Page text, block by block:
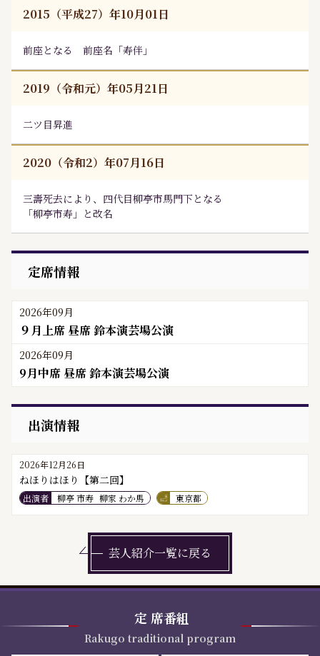
2015（平成27）年10月01日
前座となる 前座名「寿伴」
2019（令和元）年05月21日
二ツ目昇進
2020（令和2）年07月16日
三壽死去により、四代目柳亭市馬門下となる
「柳亭市寿」と改名
定席情報
2026年09月
９月上席 昼席 鈴本演芸場公演
2026年09月
9月中席 昼席 鈴本演芸場公演
出演情報
2026年12月26日
ねほりはほり【第二回】
出演者 柳亭 市寿 柳家 わか馬 東京都
芸人紹介一覧に戻る
定 席番組
Rakugo traditional program